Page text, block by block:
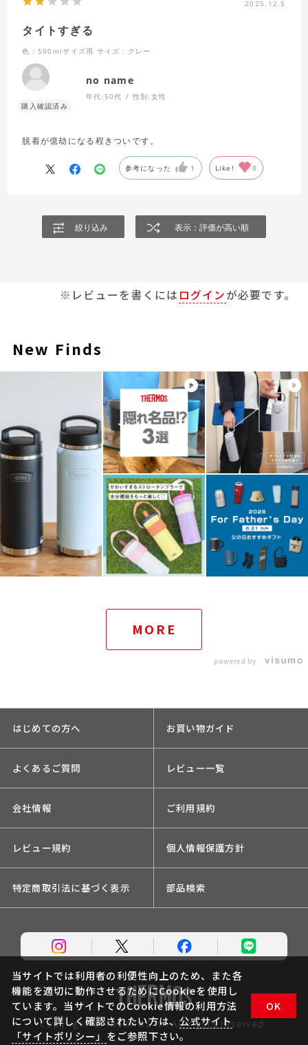
2025.12.5
タイトすぎる
色：500mlサイズ用 サイズ：グレー
no name
年代:50代 性別: 女性
脱着が億劫になる程きついです。
参考になった 1 Like! 0
絞り込み 表示：評価が高い順
※レビューを書くには ログインが必要です。
New Finds
MORE
powered by
はじめての方へ お買い物ガイド
よくあるご質問 レビュー一覧
会社情報 ご利用規約
レビュー規約 個人情報保護方針
特定商取引法に基づく表示 部品検索
Copyright © THERMOS KK.All rights reserved.
当サイトでは利用者の利便性向上のため、また各
機能を適切に動作させるためにCookieを使用し
ています。当サイトでのCookie情報の利用方法
について詳しく確認されたい方は、公式サイト
「サイトポリシー」 をご参照下さい。
OK